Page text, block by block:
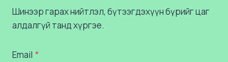
Шинээр гарах нийтлэл, бүтээгдэхүүн бүрийг цаг
алдалгүй танд хүргэе.
Email *